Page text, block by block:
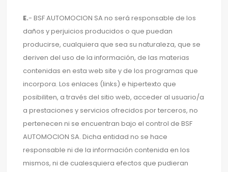
E.- BSF AUTOMOCION SA no será responsable de los
daños y perjuicios producidos o que puedan
producirse, cualquiera que sea su naturaleza, que se
deriven del uso de la información, de las materias
contenidas en esta web site y de los programas que
incorpora. Los enlaces (links) e hipertexto que
posibiliten, a través del sitio web, acceder al usuario/a
a prestaciones y servicios ofrecidos por terceros, no
pertenecen ni se encuentran bajo el control de BSF
AUTOMOCION SA. Dicha entidad no se hace
responsable ni de la información contenida en los
mismos, ni de cualesquiera efectos que pudieran